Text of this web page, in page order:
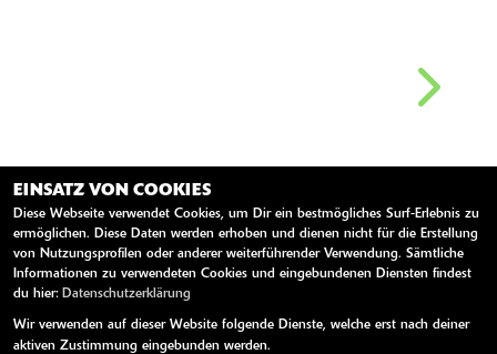
EINSATZ VON COOKIES
Diese Webseite verwendet Cookies, um Dir ein bestmögliches Surf-Erlebnis zu
ermöglichen. Diese Daten werden erhoben und dienen nicht für die Erstellung
von Nutzungsprofilen oder anderer weiterführender Verwendung. Sämtliche
Informationen zu verwendeten Cookies und eingebundenen Diensten findest
du hier: Datenschutzerklärung
Wir verwenden auf dieser Website folgende Dienste, welche erst nach deiner
aktiven Zustimmung eingebunden werden.